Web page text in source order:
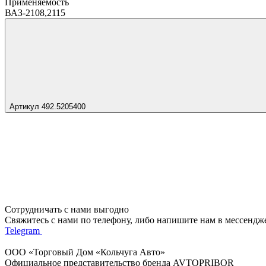
ВАЗ-2108,2115
Артикул 492.5205400
Сотрудничать с нами выгодно
Свяжитесь с нами по телефону, либо напишите нам в
Telegram
ООО «Торговый Дом «Кольчуга Авто»
Официальное представительство бренда AVTOPRIBOR